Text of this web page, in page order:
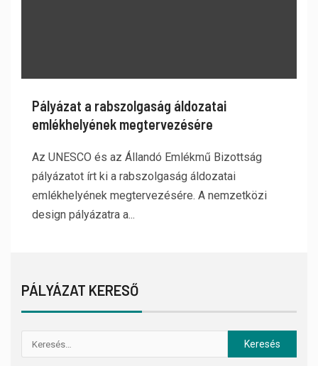
Pályázat a rabszolgaság áldozatai
emlékhelyének megtervezésére
Az UNESCO és az Állandó Emlékmű Bizottság
pályázatot írt ki a rabszolgaság áldozatai
emlékhelyének megtervezésére. A nemzetközi
design pályázatra a...
PÁLYÁZAT KERESŐ